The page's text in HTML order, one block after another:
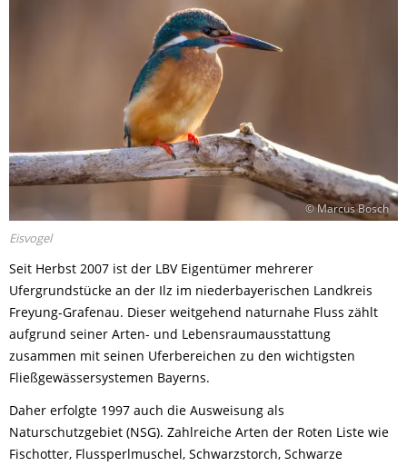
© Marcus Bosch
Eisvogel
Seit Herbst 2007 ist der LBV Eigentümer mehrerer
Ufergrundstücke an der Ilz im niederbayerischen Landkreis
Freyung-Grafenau. Dieser weitgehend naturnahe Fluss zählt
aufgrund seiner Arten- und Lebensraumausstattung
zusammen mit seinen Uferbereichen zu den wichtigsten
Fließgewässersystemen Bayerns.
Daher erfolgte 1997 auch die Ausweisung als
Naturschutzgebiet (NSG). Zahlreiche Arten der Roten Liste wie
Fischotter, Flussperlmuschel, Schwarzstorch, Schwarze